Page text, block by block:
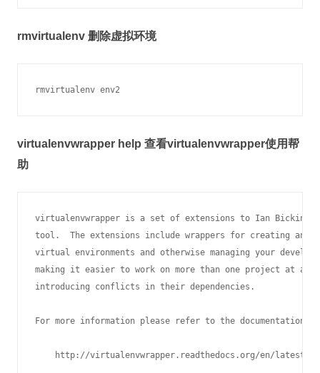
rmvirtualenv 删除虚拟环境
virtualenvwrapper help 查看virtualenvwrapper使用帮
助
virtualenvwrapper is a set of extensions to Ian
tool.  The extensions include wrappers for creating and
virtual environments and otherwise managing your
making it easier to work on more than one project at a
introducing conflicts in their dependencies.
For more information please refer to the documentation:
http://virtualenvwrapper.readthedocs.org/en/latest/